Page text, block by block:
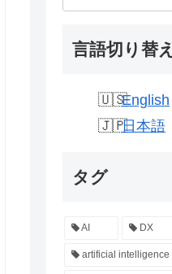
言語切り替え
English
日本語
タグ
AI DX
artificial intelligence